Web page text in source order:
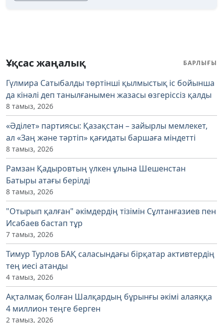
Ұқсас жаңалық БАРЛЫҒЫ
Гүлмира Сатыбалды төртінші қылмыстық іс бойынша
да кінәлі деп танылғанымен жазасы өзгеріссіз қалды
8 тамыз, 2026
«Әділет» партиясы: Қазақстан – зайырлы мемлекет,
ал «Заң және тәртіп» қағидаты баршаға міндетті
8 тамыз, 2026
Рамзан Қадыровтың үлкен ұлына Шешенстан
Батыры атағы берілді
8 тамыз, 2026
"Отырып қалған" әкімдердің тізімін Сұлтанғазиев пен
Исабаев бастап тұр
7 тамыз, 2026
Тимур Турлов БАҚ саласындағы бірқатар активтердің
тең иесі атанды
4 тамыз, 2026
Ақталмақ болған Шалқардың бұрынғы әкімі алаяққа
4 миллион теңге берген
2 тамыз, 2026